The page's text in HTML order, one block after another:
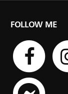
FOLLOW ME